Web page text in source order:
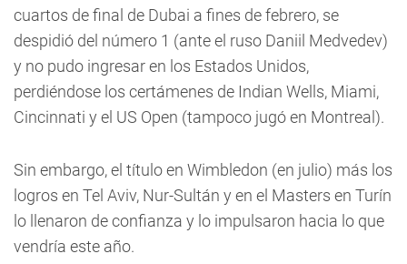
cuartos de final de Dubai a fines de febrero, se
despidió del número 1 (ante el ruso Daniil Medvedev)
y no pudo ingresar en los Estados Unidos,
perdiéndose los certámenes de Indian Wells, Miami,
Cincinnati y el US Open (tampoco jugó en Montreal).
Sin embargo, el título en Wimbledon (en julio) más los
logros en Tel Aviv, Nur-Sultán y en el Masters en Turín
lo llenaron de confianza y lo impulsaron hacia lo que
vendría este año.